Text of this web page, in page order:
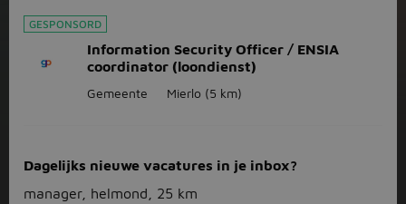
GESPONSORD
Information Security Officer / ENSIA
coordinator (loondienst)
Gemeente Mierlo (5 km)
Dagelijks nieuwe vacatures in je inbox?
manager, helmond, 25 km